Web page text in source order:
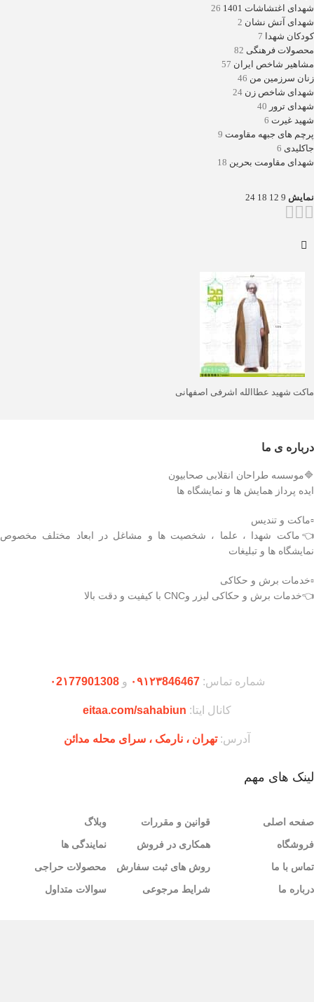
شهدای اغتشاشات 1401
26
شهدای آتش نشان 2
کودکان شهدا 7
محصولات فرهنگی 82
مشاهیر شاخص ایران 57
زنان سرزمین من 46
شهدای شاخص زن 24
شهدای ترور 40
شهید غیرت 6
پرچم های جبهه مقاومت 9
جاکلیدی 6
شهدای مقاومت بحرین 18
نمایش 9
12
18
24
ماکت شهید عطاالله اشرفی اصفهانی
درباره ی ما
🔷موسسه طراحان انقلابی صحابیون
ایده پرداز همایش ها و نمایشگاه ها
▫️ماکت و تندیس
👈ماکت شهدا ، علما ، شخصیت ها و مشاغل در ابعاد مختلف مخصوص
نمایشگاه ها و تبلیغات
▫️خدمات برش و حکاکی
👈خدمات برش و حکاکی لیزر وCNC با کیفیت و دقت بالا
شماره تماس:۰۹۱۲۳846467 و۰2۱77901308
کانال ایتا: eitaa.com/sahabiun
آدرس:تهران ،‌ نارمک ، سرای محله مدائن
لینک های مهم
صفحه اصلی
فروشگاه
تماس با ما
درباره ما
قوانین و مقررات
همکاری در فروش
روش های ثبت سفارش
شرایط مرجوعی
وبلاگ
نمایندگی ها
محصولات حراجی
سوالات متداول